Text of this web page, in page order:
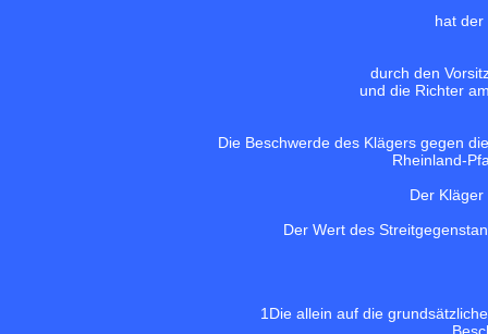
hat der
durch den
und die Richter
Die Beschwerde des Klägers gegen
Rheinland-
Der
Der Wert des
1Die allein auf die